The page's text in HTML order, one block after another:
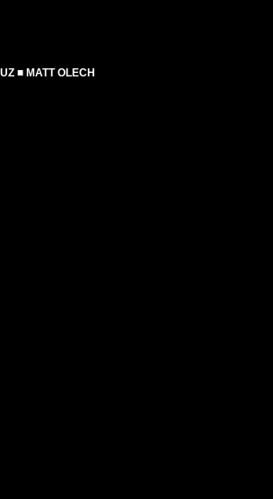
■ MATT OLECH